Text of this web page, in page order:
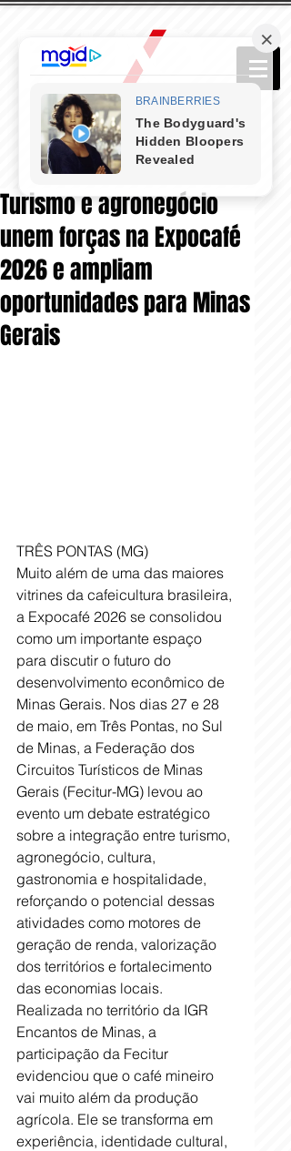
Turismo e agronegócio
unem forças na Expocafé
2026 e ampliam
oportunidades para Minas
Gerais
TRÊS PONTAS (MG)
Muito além de uma das maiores
vitrines da cafeicultura brasileira,
a Expocafé 2026 se consolidou
como um importante espaço
para discutir o futuro do
desenvolvimento econômico de
Minas Gerais. Nos dias 27 e 28
de maio, em Três Pontas, no Sul
de Minas, a Federação dos
Circuitos Turísticos de Minas
Gerais (Fecitur-MG) levou ao
evento um debate estratégico
sobre a integração entre turismo,
agronegócio, cultura,
gastronomia e hospitalidade,
reforçando o potencial dessas
atividades como motores de
geração de renda, valorização
dos territórios e fortalecimento
das economias locais.
Realizada no território da IGR
Encantos de Minas, a
participação da Fecitur
evidenciou que o café mineiro
vai muito além da produção
agrícola. Ele se transforma em
experiência, identidade cultural,